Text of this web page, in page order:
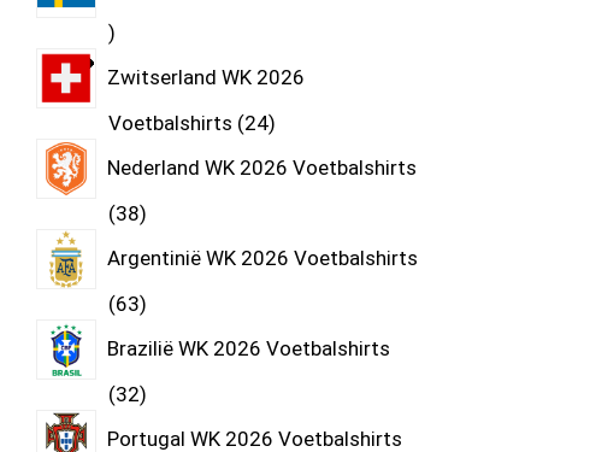
Zwitserland WK 2026
Voetbalshirts 24
Nederland WK 2026 Voetbalshirts
38
Argentinië WK 2026 Voetbalshirts
63
Brazilië WK 2026 Voetbalshirts
32
Portugal WK 2026 Voetbalshirts